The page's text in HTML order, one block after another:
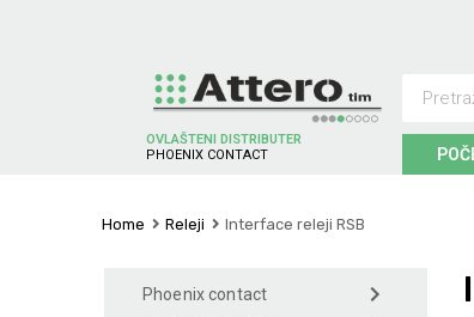
OVLAŠTENI DISTRIBUTER
P H O EN X CO NTACT
Home Releji Interface releji RSB
Phoenix contact